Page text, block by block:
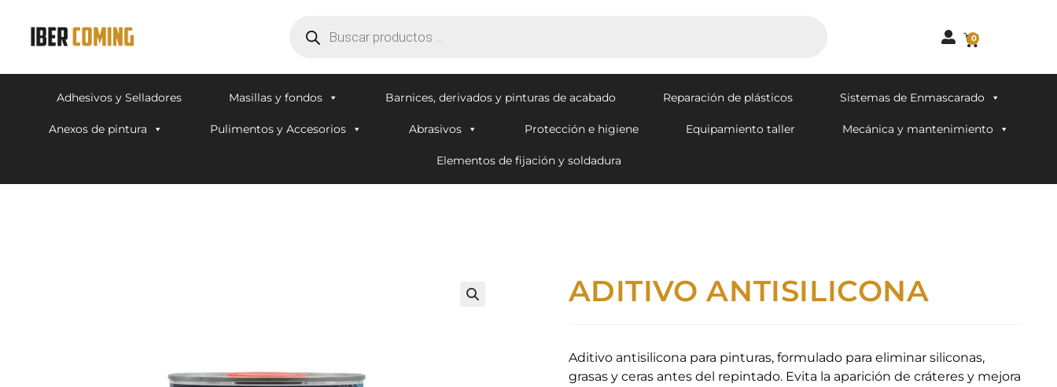
0
Adhesivos y Selladores Masillas y fondos Barnices, derivados y pinturas de acabado Reparación de plásticos Sistemas de Enmascarado
Anexos de pintura Pulimentos y Accesorios Abrasivos Protección e higiene Equipamiento taller Mecánica y mantenimiento
Elementos de fijación y soldadura
ADITIVO ANTISILICONA
Aditivo antisilicona para pinturas, formulado para eliminar siliconas,
grasas y ceras antes del repintado. Evita la aparición de cráteres y mejora